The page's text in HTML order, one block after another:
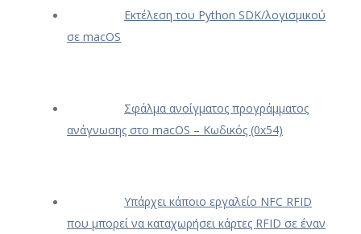
Εκτέλεση του Python SDK/λογισμικού
σε macOS
Σφάλμα ανοίγματος προγράμματος
ανάγνωσης στο macOS – Κωδικός (0x54)
Υπάρχει κάποιο εργαλείο NFC RFID
που μπορεί να καταχωρήσει κάρτες RFID σε έναν